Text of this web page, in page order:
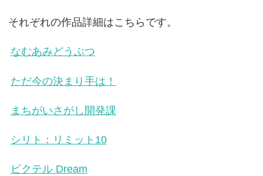
それぞれの作品詳細はこちらです。
なむあみどうぶつ
ただ今の決まり手は！
まちがいさがし開発課
シリト：リミット10
ピクテル Dream